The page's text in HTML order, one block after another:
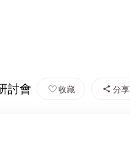
討會 收藏 分享